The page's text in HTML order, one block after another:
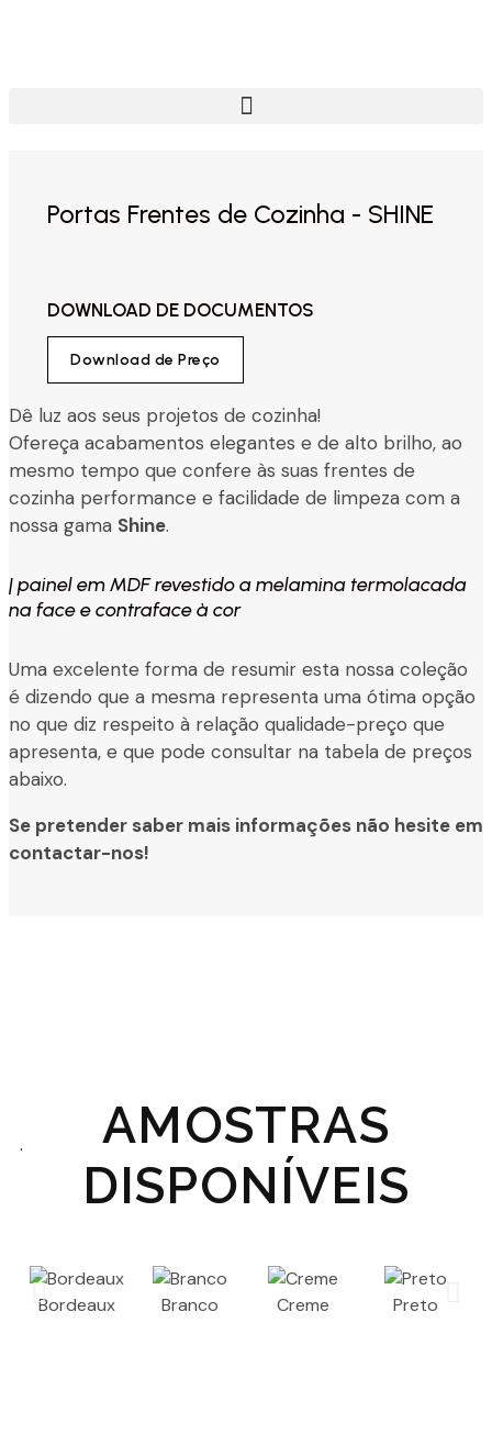
Portas Frentes de Cozinha - SHINE
DOWNLOAD DE DOCUMENTOS
Download de Preço
Dê luz aos seus projetos de cozinha!
Ofereça acabamentos elegantes e de alto brilho, ao
mesmo tempo que confere às suas frentes de
cozinha performance e facilidade de limpeza com a
nossa gama Shine.
| painel em MDF revestido a melamina termolacada
na face e contraface à cor
Uma excelente forma de resumir esta nossa coleção
é dizendo que a mesma representa uma ótima opção
no que diz respeito à relação qualidade-preço que
apresenta, e que pode consultar na tabela de preços
abaixo.
Se pretender saber mais informações não hesite em
contactar-nos!
AMOSTRAS
DISPONÍVEIS
Bordeaux Branco Creme Preto
.